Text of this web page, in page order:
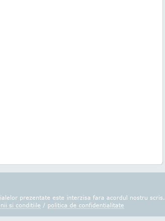
prezentate este interzisa fara acordul nostru scris.
si conditiile / politica de confidentialitate